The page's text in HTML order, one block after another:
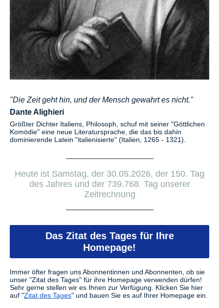
"Die Zeit geht hin, und der Mensch gewahrt es nicht."
Dante Alighieri
Größter Dichter Italiens, Philosoph, schuf mit seiner "Göttlichen
Komödie" eine neue Literatursprache, die das bis dahin
dominierende Latein "italienisierte" (Italien, 1265 - 1321).
Heute ist Samstag, der 30.05.2026, der 150. Tag
des Jahres und der 739.768. Tag unserer
Zeitrechnung
Das Zitat des Tages für Ihre
Homepage!
Immer öfter fragen uns Abonnentinnen und Abonnenten, ob sie
unser "Zitat des Tages" für ihre Homepage verwenden dürfen!
Sehr gerne stellen wir es Ihnen zur Verfügung. Klicken Sie hier
auf "Zitat des Tages" und bauen Sie es auf Ihrer Homepage ein.